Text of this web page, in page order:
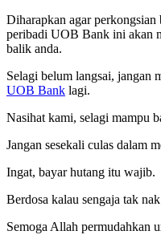
Diharapkan agar perkongsian
peribadi UOB Bank ini akan
balik anda.
Selagi belum langsai, jangan
UOB Bank lagi.
Nasihat kami, selagi mampu
Jangan sesekali culas dalam
Ingat, bayar hutang itu wajib.
Berdosa kalau sengaja tak
Semoga Allah permudahkan